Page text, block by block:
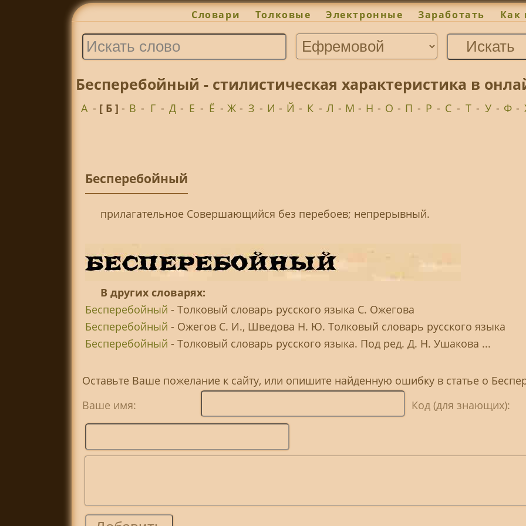
Словари Толковые Электронные Заработать Как
Бесперебойный - стилистическая характеристика в
А - [ Б ] - В - Г - Д - Е - Ё - Ж - З - И - Й - К - Л - М - Н - О - П - Р - С - Т - У - Ф -
Бесперебойный
прилагательное Совершающийся без перебоев; непрерывный.
В других словарях:
Бесперебойный - Толковый словарь русского языка С. Ожегова
Бесперебойный - Ожегов С. И., Шведова Н. Ю. Толковый словарь русского языка
Бесперебойный - Толковый словарь русского языка. Под ред. Д. Н. Ушакова ...
Оставьте Ваше пожелание к сайту, или опишите найденную ошибку в статье о
Ваше имя:
Код (для знающих):